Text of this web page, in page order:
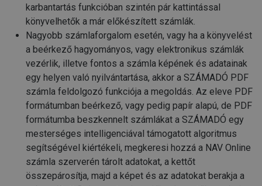
karbantartás funkcióban szintén pár kattintással
könyvelhetők a már előkészített számlák.
Nagyobb számlaforgalom esetén, vagy ha a könyvelést
a beérkező hagyományos, vagy elektronikus számlák
vezérlik, illetve fontos a számla képének és adatainak
egy helyen való nyilvántartása, akkor a SZÁMADÓ PDF
számla feldolgozó funkciója a megoldás. Az eleve PDF
formátumban beérkező, vagy pedig papír alapú, de PDF
formátumba beszkennelt számlákat a SZÁMADÓ egy
mesterséges intelligenciával támogatott algoritmus
segítségével kiértékeli, megkeresi hozzá a NAV Online
számla szerverén tárolt adatokat, a kettőt
összepárosítja, majd a képet és az adatokat berakja a